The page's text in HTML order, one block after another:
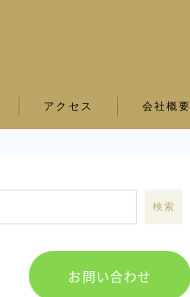
アクセス 会社概要
検索
お問い合わせ